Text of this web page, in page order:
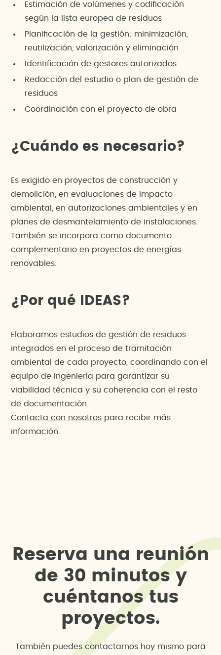
Estimación de volúmenes y codificación
según la lista europea de residuos
Planificación de la gestión: minimización,
reutilización, valorización y eliminación
Identificación de gestores autorizados
Redacción del estudio o plan de gestión de
residuos
Coordinación con el proyecto de obra
¿Cuándo es necesario?
Es exigido en proyectos de construcción y
demolición, en evaluaciones de impacto
ambiental, en autorizaciones ambientales y en
planes de desmantelamiento de instalaciones.
También se incorpora como documento
complementario en proyectos de energías
renovables.
¿Por qué IDEAS?
Elaboramos estudios de gestión de residuos
integrados en el proceso de tramitación
ambiental de cada proyecto, coordinando con el
equipo de ingeniería para garantizar su
viabilidad técnica y su coherencia con el resto
de documentación.
Contacta con nosotros para recibir más
información.
Reserva una reunión
d e 30 minutos y
cuéntanos tus
proyectos.
También puedes contactarnos hoy mismo para